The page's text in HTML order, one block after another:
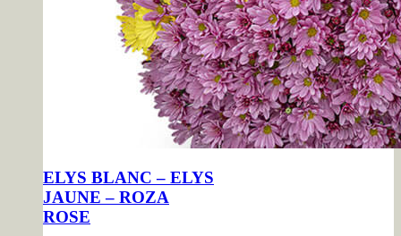
ELYS BLANC – ELYS
JAUNE – ROZA
ROSE